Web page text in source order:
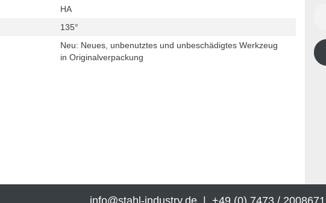
HA
135°
Neu: Neues, unbenutztes und unbeschädigtes Werkzeug
in Originalverpackung
info@stahl-industry.de | +49 (0) 7473 / 2008671